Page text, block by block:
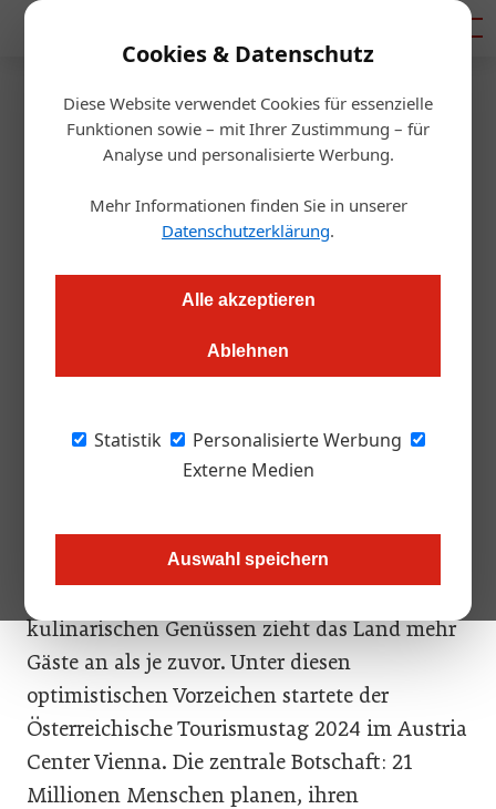
Cookies & Datenschutz
Diese Website verwendet Cookies für essenzielle
Funktionen sowie – mit Ihrer Zustimmung – für
Analyse und personalisierte Werbung.
Mehr Informationen finden Sie in unserer
Datenschutzerklärung.
Alle akzeptieren
Ablehnen
Statistik
Personalisierte Werbung
Externe Medien
Auswahl speichern
Startseite/Gastro & Hotel
Tourismus
Tourismustag 2024: Ein
Sommer voller Hoffnung
21 Millionen Menschen planen, ihren Sommerurlaub in
Zahlen und Trends.
Reisehighlight zu werden: Millionen von
Urlaubern haben Österreich fest im Visier. Mit
kulinarischen Genüssen zieht das Land mehr
Gäste an als je zuvor. Unter diesen
optimistischen Vorzeichen startete der
Österreichische Tourismustag 2024 im Austria
Center Vienna. Die zentrale Botschaft: 21
Millionen Menschen planen, ihren